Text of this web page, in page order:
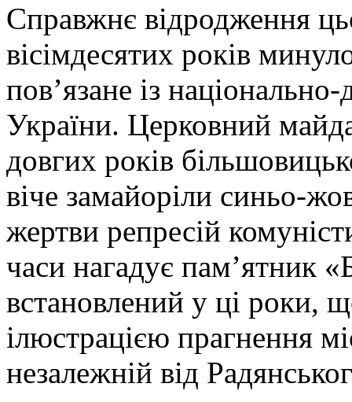
Справжнє відродження
вісімдесятих років
пов’язане із
України. Церковний
довгих років
віче замайоріли синьо-
жертви репресій
часи нагадує пам’ятник
встановлений у ці роки,
ілюстрацією прагнення
незалежній від